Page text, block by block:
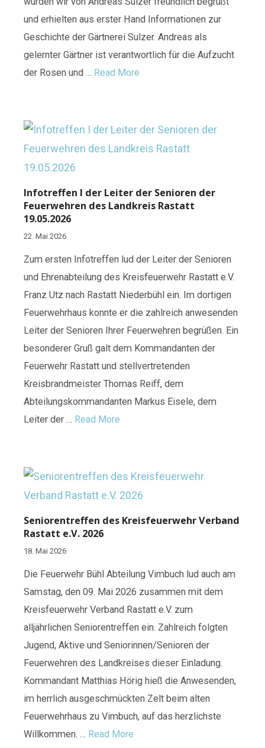
und erhielten aus erster Hand Informationen zur
Geschichte der Gärtnerei Sulzer. Andreas als
gelernter Gärtner ist verantwortlich für die Aufzucht
der Rosen und … Read More
Infotreffen I der Leiter der Senioren der
Feuerwehren des Landkreis Rastatt
19.05.2026
22. Mai 2026
Zum ersten Infotreffen lud der Leiter der Senioren
und Ehrenabteilung des Kreisfeuerwehr Rastatt e.V.
Franz Utz nach Rastatt Niederbühl ein. Im dortigen
Feuerwehrhaus konnte er die zahlreich anwesenden
Leiter der Senioren Ihrer Feuerwehren begrüßen. Ein
besonderer Gruß galt dem Kommandanten der
Feuerwehr Rastatt und stellvertretenden
Kreisbrandmeister Thomas Reiff, dem
Abteilungskommandanten Markus Eisele, dem
Leiter der … Read More
Seniorentreffen des Kreisfeuerwehr Verband
Rastatt e.V. 2026
18. Mai 2026
Die Feuerwehr Bühl Abteilung Vimbuch lud auch am
Samstag, den 09. Mai 2026 zusammen mit dem
Kreisfeuerwehr Verband Rastatt e.V. zum
alljährlichen Seniorentreffen ein. Zahlreich folgten
Jugend, Aktive und Seniorinnen/Senioren der
Feuerwehren des Landkreises dieser Einladung.
Kommandant Matthias Hörig hieß die Anwesenden,
im herrlich ausgeschmückten Zelt beim alten
Feuerwehrhaus zu Vimbuch, auf das herzlichste
Willkommen. … Read More